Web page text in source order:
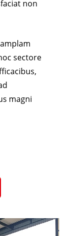
non
sectore
magni